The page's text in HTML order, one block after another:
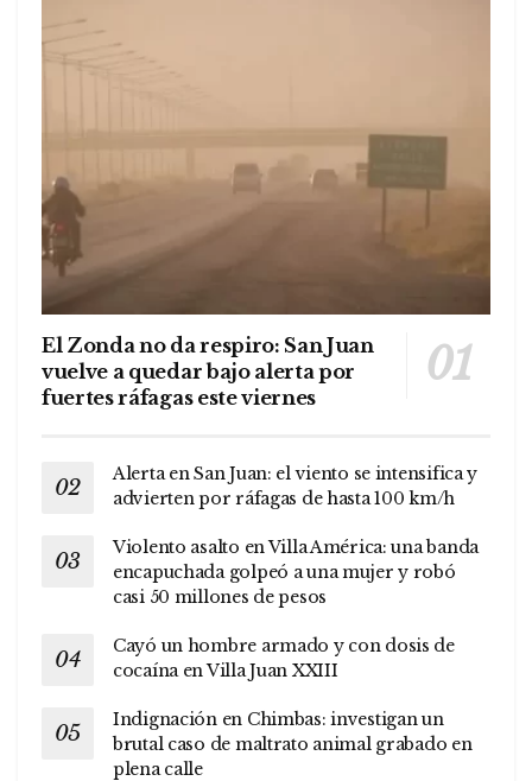
El Zonda no da respiro: San Juan
vuelve a quedar bajo alerta por
fuertes ráfagas este viernes
Alerta en San Juan: el viento se intensifica y
advierten por ráfagas de hasta 100 km/h
Violento asalto en Villa América: una banda
encapuchada golpeó a una mujer y robó
casi 50 millones de pesos
Cayó un hombre armado y con dosis de
cocaína en Villa Juan XXIII
Indignación en Chimbas: investigan un
brutal caso de maltrato animal grabado en
plena calle